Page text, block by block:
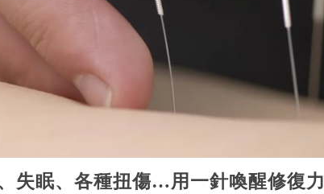
失眠、各種扭傷…用一針喚醒修復力